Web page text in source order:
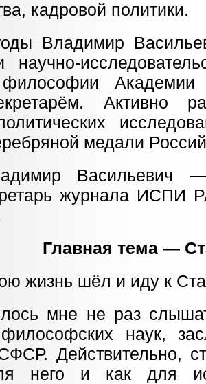
кадровой политики.
Владимир
научно-
философии
Активно
медали
Васильевич
журнала ИСПИ
Главная тема —
жизнь шёл и иду к
мне не раз
наук,
Действительно,
него и как для